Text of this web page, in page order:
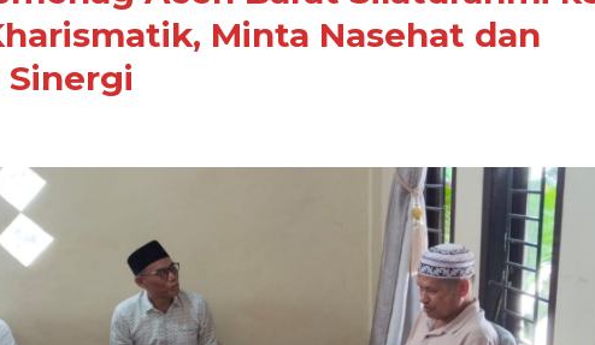
Minta Nasehat dan